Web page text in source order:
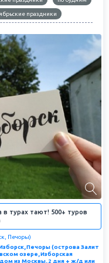
праздники
в турах тают! 500+ туров
Печоры)
Печоры (острова Залит
озере, Изборская
из Москвы, 2 дня + ж/д или